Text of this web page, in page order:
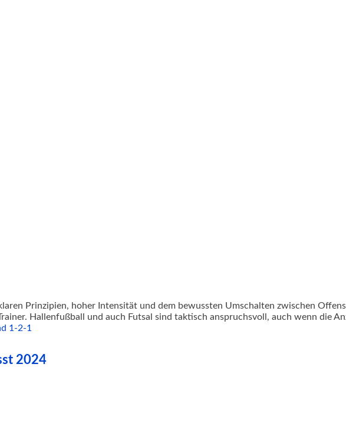
Prinzipien, hoher Intensität und dem bewussten Umschalten zwischen
Hallenfußball und auch Futsal sind taktisch anspruchsvoll, auch wenn die
1-2-1
2024